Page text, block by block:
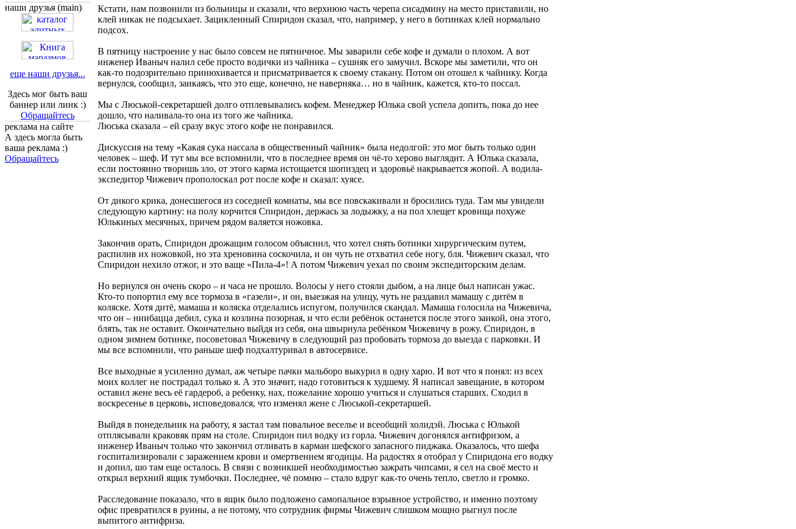
наши друзья (main)
еще наши друзья...
Здесь мог быть ваш
баннер или линк :)
Обращайтесь
реклама на сайте
А здесь могла быть
ваша реклама :)
Обращайтесь
Кстати, нам позвонили из больницы и сказали, что верхнюю часть черепа сисадмину на место приставили, но
клей никак не подсыхает. Зацикленный Спиридон сказал, что, например, у него в ботинках клей нормально
подсох.
В пятницу настроение у нас было совсем не пятничное. Мы заварили себе кофе и думали о плохом. А вот
инженер Иваныч налил себе просто водички из чайника – сушняк его замучил. Вскоре мы заметили, что он
как-то подозрительно принюхивается и присматривается к своему стакану. Потом он отошел к чайнику. Когда
вернулся, сообщил, заикаясь, что это еще, конечно, не наверняка… но в чайник, кажется, кто-то поссал.
Мы с Люськой-секретаршей долго отплевывались кофем. Менеджер Юлька свой успела допить, пока до нее
дошло, что наливала-то она из того же чайника.
Люська сказала – ей сразу вкус этого кофе не понравился.
Дискуссия на тему «Какая сука нассала в общественный чайник» была недолгой: это мог быть только один
человек – шеф. И тут мы все вспомнили, что в последнее время он чё-то херово выглядит. А Юлька сказала,
если постоянно творишь зло, от этого карма истощается шопиздец и здоровьё накрывается жопой. А водила-
экспедитор Чижевич прополоскал рот после кофе и сказал: хуясе.
От дикого крика, донесшегося из соседней комнаты, мы все повскакивали и бросились туда. Там мы увидели
следующую картину: на полу корчится Спиридон, держась за лодыжку, а на пол хлещет кровища похуже
Юлькиных месячных, причем рядом валяется ножовка.
Закончив орать, Спиридон дрожащим голосом объяснил, что хотел снять ботинки хирургическим путем,
распилив их ножовкой, но эта хреновина соскочила, и он чуть не отхватил себе ногу, бля. Чижевич сказал, что
Спиридон нехило отжог, и это ваще «Пила-4»! А потом Чижевич уехал по своим экспедиторским делам.
Но вернулся он очень скоро – и часа не прошло. Волосы у него стояли дыбом, а на лице был написан ужас.
Кто-то попортил ему все тормоза в «газели», и он, выезжая на улицу, чуть не раздавил мамашу с дитём в
коляске. Хотя дитё, мамаша и коляска отделались испугом, получился скандал. Мамаша голосила на Чижевича,
что он – ниибацца дебил, сука и козлина позорная, и что если ребёнок останется после этого заикой, она этого,
блять, так не оставит. Окончательно выйдя из себя, она швырнула ребёнком Чижевичу в рожу. Спиридон, в
одном зимнем ботинке, посоветовал Чижевичу в следующий раз пробовать тормоза до выезда с парковки. И
мы все вспомнили, что раньше шеф подхалтуривал в автосервисе.
Все выходные я усиленно думал, аж четыре пачки мальборо выкурил в одну харю. И вот что я понял: из всех
моих коллег не пострадал только я. А это значит, надо готовиться к худшему. Я написал завещание, в котором
оставил жене весь её гардероб, а ребенку, нах, пожелание хорошо учиться и слушаться старших. Сходил в
воскресенье в церковь, исповедовался, что изменял жене с Люськой-секретаршей.
Выйдя в понедельник на работу, я застал там повальное веселье и всеобщий холидэй. Люська с Юлькой
отплясывали краковяк прям на столе. Спиридон пил водку из горла. Чижевич догонялся антифризом, а
инженер Иваныч только что закончил отливать в карман шефского запасного пиджака. Оказалось, что шефа
госпитализировали с заражением крови и омертвением ягодицы. На радостях я отобрал у Спиридона его водку
и допил, шо там еще осталось. В связи с возникшей необходимостью зажрать чипсами, я сел на своё место и
открыл верхний ящик тумбочки. Последнее, чё помню – стало вдруг как-то очень тепло, светло и громко.
Расследование показало, что в ящик было подложено самопальное взрывное устройство, и именно поэтому
офис превратился в руины, а не потому, что сотрудник фирмы Чижевич слишком мощно рыгнул после
выпитого антифриза.